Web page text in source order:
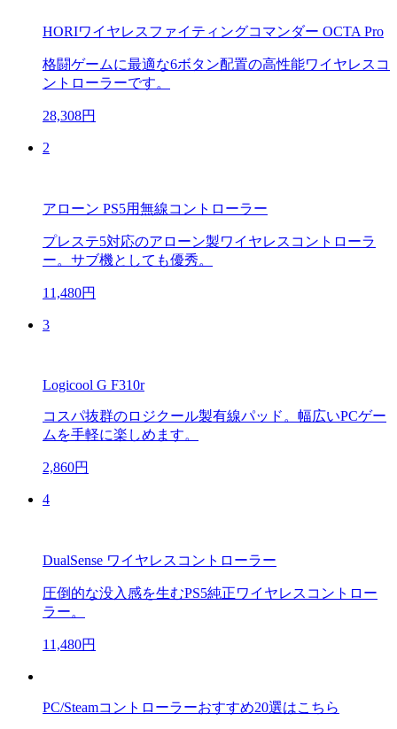
HORIワイヤレスファイティングコマンダー OCTA Pro
格闘ゲームに最適な6ボタン配置の高性能ワイヤレスコ
ントローラーです。
28,308円
2
アローン PS5用無線コントローラー
プレステ5対応のアローン製ワイヤレスコントローラ
ー。サブ機としても優秀。
11,480円
3
Logicool G F310r
コスパ抜群のロジクール製有線パッド。幅広いPCゲー
ムを手軽に楽しめます。
2,860円
4
DualSense ワイヤレスコントローラー
圧倒的な没入感を生むPS5純正ワイヤレスコントロー
ラー。
11,480円
PC/Steamコントローラーおすすめ20選はこちら